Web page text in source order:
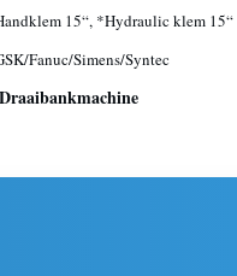
15“, *Hydraulic klem 15“
Fanuc/Simens/Syntec